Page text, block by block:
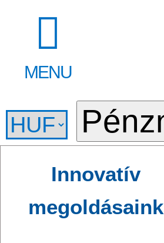
MENU
Innovatív
megoldásaink